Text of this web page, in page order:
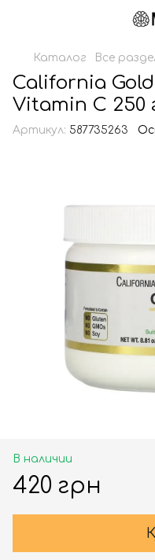
Каталог Все
California
Vitamin C 250
Артикул: 587735263
В наличии
420 грн